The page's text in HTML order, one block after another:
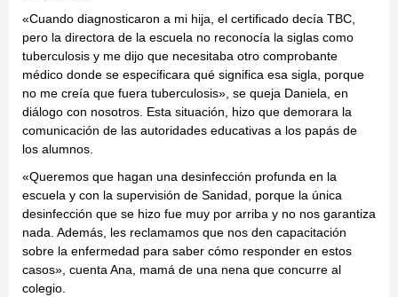
«Cuando diagnosticaron a mi hija, el certificado decía TBC,
pero la directora de la escuela no reconocía la siglas como
tuberculosis y me dijo que necesitaba otro comprobante
médico donde se especificara qué significa esa sigla, porque
no me creía que fuera tuberculosis», se queja Daniela, en
diálogo con nosotros. Esta situación, hizo que demorara la
comunicación de las autoridades educativas a los papás de
los alumnos.
«Queremos que hagan una desinfección profunda en la
escuela y con la supervisión de Sanidad, porque la única
desinfección que se hizo fue muy por arriba y no nos garantiza
nada. Además, les reclamamos que nos den capacitación
sobre la enfermedad para saber cómo responder en estos
casos», cuenta Ana, mamá de una nena que concurre al
colegio.